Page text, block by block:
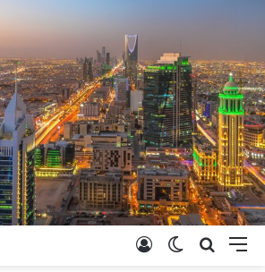
القائمة بحث عنالوضع المظلم